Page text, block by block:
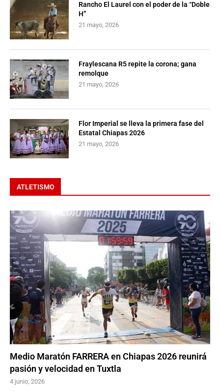
Rancho El Laurel con el poder de la “Doble
H”
21 mayo, 2026
Fraylescana R5 repite la corona; gana
remolque
21 mayo, 2026
Flor Imperial se lleva la primera fase del
Estatal Chiapas 2026
21 mayo, 2026
ATLETISMO
Medio Maratón FARRERA en Chiapas 2026 reunirá
pasión y velocidad en Tuxtla
4 junio, 2026